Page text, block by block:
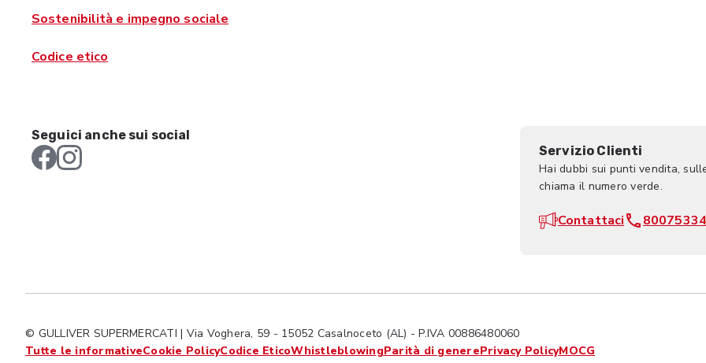
Sostenibilità e impegno sociale
Codice etico
Seguici anche sui social
Servizio Clienti
Hai dubbi sui punti vendita,
chiama il numero verde.
Contattaci
© GULLIVER SUPERMERCATI | Via Voghera, 59 - 15052 Casalnoceto (AL) - P.IVA 00886480060
Tutte le informativeCookie PolicyCodice EticoWhistleblowingParità di generePrivacy PolicyMOCG